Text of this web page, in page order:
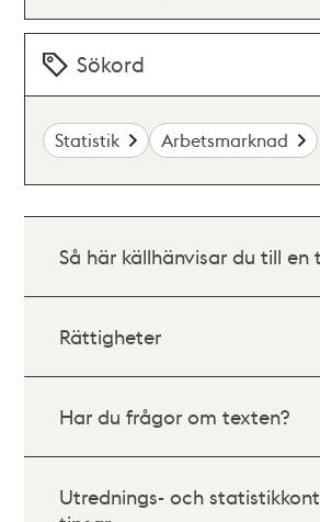
Sökord
Statistik Arbetsmarknad
Så här källhänvisar du till en
Rättigheter
Har du frågor om texten?
Utrednings- och